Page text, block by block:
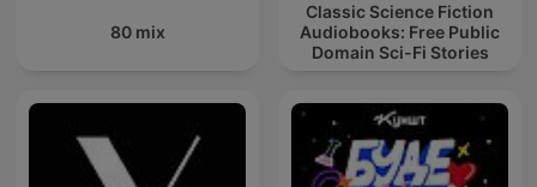
80 mix
Classic Science Fiction
Audiobooks: Free Public
Domain Sci-Fi Stories